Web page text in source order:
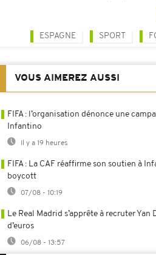
ESPAGNE SPORT
VOUS AIMEREZ AUSSI
FIFA : l’organisation dénonce une
Infantino
Il y a 19 heures
FIFA : La CAF réaffirme son soutien à
boycott
07/08 - 10:19
Le Real Madrid s’apprête à recruter
d’euros
06/08 - 13:57